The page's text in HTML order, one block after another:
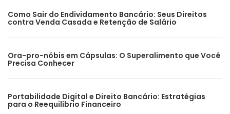
Como Sair do Endividamento Bancário: Seus Direitos
contra Venda Casada e Retenção de Salário
Ora-pro-nóbis em Cápsulas: O Superalimento que Você
Precisa Conhecer
Portabilidade Digital e Direito Bancário: Estratégias
para o Reequilíbrio Financeiro